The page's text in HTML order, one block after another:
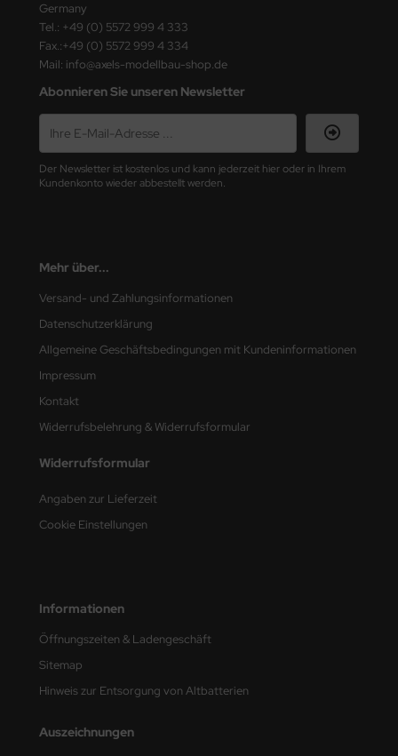
Germany
Tel.: +49 (0) 5572 999 4 333
Fax.:+49 (0) 5572 999 4 334
Mail: info@axels-modellbau-shop.de
Abonnieren Sie unseren Newsletter
Der Newsletter ist kostenlos und kann jederzeit hier oder in Ihrem
Kundenkonto wieder abbestellt werden.
Mehr über...
Versand- und Zahlungsinformationen
Datenschutzerklärung
Allgemeine Geschäftsbedingungen mit Kundeninformationen
Impressum
Kontakt
Widerrufsbelehrung & Widerrufsformular
Widerrufsformular
Angaben zur Lieferzeit
Cookie Einstellungen
Informationen
Öffnungszeiten & Ladengeschäft
Sitemap
Hinweis zur Entsorgung von Altbatterien
Auszeichnungen